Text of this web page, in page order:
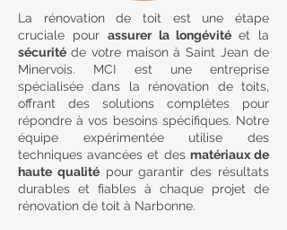
La rénovation de toit est une étape
cruciale pour assurer la longévitéet la
sécurité de votre maison à Saint Jean de
Minervois. MCI est une entreprise
spécialisée dans la rénovation de toits,
offrant des solutions complètes pour
répondre à vos besoins spécifiques. Notre
équipe expérimentée utilise des
techniques avancées et des matériaux de
haute qualitépour garantir des résultats
durables et fiables à chaque projet de
rénovation de toit à Narbonne.